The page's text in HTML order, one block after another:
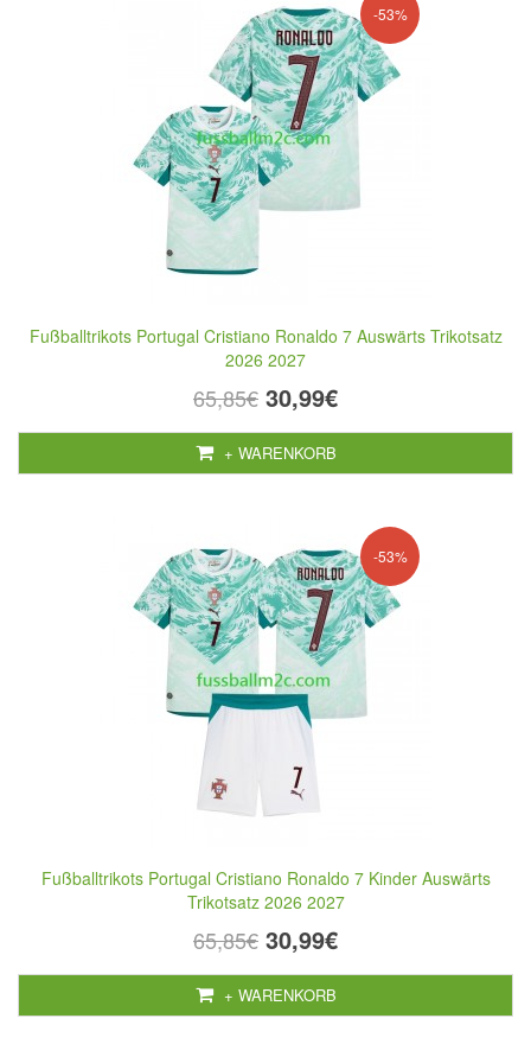
-53%
Fußballtrikots Portugal Cristiano Ronaldo 7 Auswärts Trikotsatz
2026 2027
65,85€ 30,99€
+ WARENKORB
-53%
Fußballtrikots Portugal Cristiano Ronaldo 7 Kinder Auswärts
Trikotsatz 2026 2027
65,85€ 30,99€
+ WARENKORB